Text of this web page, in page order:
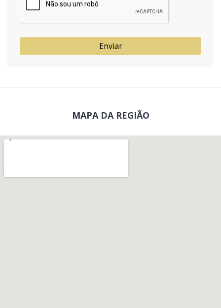
Enviar
MAPA DA REGIÃO